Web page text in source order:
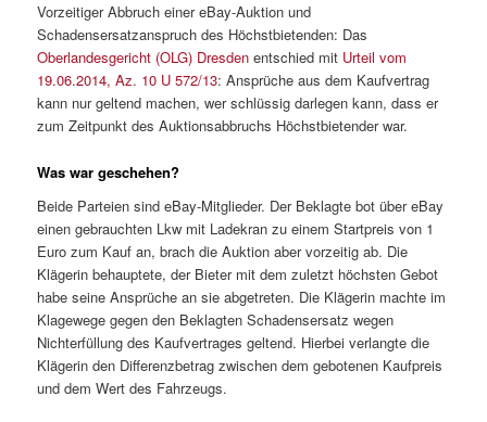
Vorzeitiger Abbruch einer eBay-Auktion und
Schadensersatzanspruch des Höchstbietenden: Das
Oberlandesgericht (OLG) Dresden entschied mit Urteil vom
19.06.2014, Az. 10 U 572/13: Ansprüche aus dem Kaufvertrag
kann nur geltend machen, wer schlüssig darlegen kann, dass er
zum Zeitpunkt des Auktionsabbruchs Höchstbietender war.
Was war geschehen?
Beide Parteien sind eBay-Mitglieder. Der Beklagte bot über eBay
einen gebrauchten Lkw mit Ladekran zu einem Startpreis von 1
Euro zum Kauf an, brach die Auktion aber vorzeitig ab. Die
Klägerin behauptete, der Bieter mit dem zuletzt höchsten Gebot
habe seine Ansprüche an sie abgetreten. Die Klägerin machte im
Klagewege gegen den Beklagten Schadensersatz wegen
Nichterfüllung des Kaufvertrages geltend. Hierbei verlangte die
Klägerin den Differenzbetrag zwischen dem gebotenen Kaufpreis
und dem Wert des Fahrzeugs.